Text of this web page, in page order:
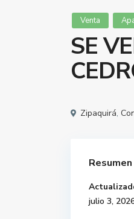
Venta
SE
Zipaquirá,
Resumen
julio 3,